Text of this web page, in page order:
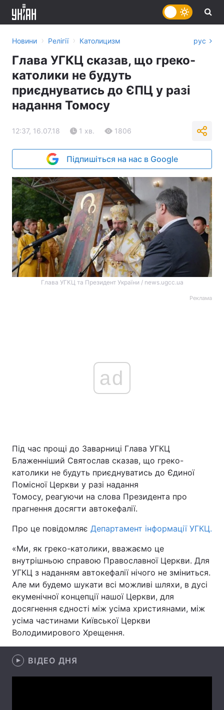
Головна Війна
Україна Політика
Економіка Світ
Спорт
Техно і зв'язок
Зброя Інциденти
Здоров'я Туризм
Цікавинки Погода
Екологія
Новини › Релігії › Католицизм рус
Глава УГКЦ сказав, що греко-
католики не будуть
приєднуватись до ЄПЦ у разі
надання Томосу
12:37, 16.07.18 1 хв. 1806
Підпишіться на нас в Google
Глава УГКЦ та Президент України / news.ugcc.ua
Реклама
ad
Під час прощі до Заварниці Глава УГКЦ
Блаженніший Святослав сказав, що греко-
католики не будуть приєднуватись до Єдиної
Помісної Церкви у разі надання
Томосу, реагуючи на слова Президента про
прагнення досягти автокефалії.
Про це повідомляє Департамент інформації УГКЦ.
«Ми, як греко-католики, вважаємо це
внутрішньою справою Православної Церкви. Для
УГКЦ з наданням автокефалії нічого не зміниться.
Але ми будемо шукати всі можливі шляхи, в дусі
екуменічної концепції нашої Церкви, для
досягнення єдності між усіма християнами, між
усіма частинами Київської Церкви
Володимирового Хрещення.
ВІДЕО ДНЯ